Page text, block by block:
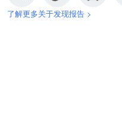
了解更多关于发现报告 >